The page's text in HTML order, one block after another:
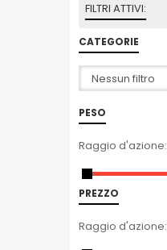
FILTRI ATTIVI:
CATEGORIE
PESO
Raggio d'azione:
PREZZO
Raggio d'azione: